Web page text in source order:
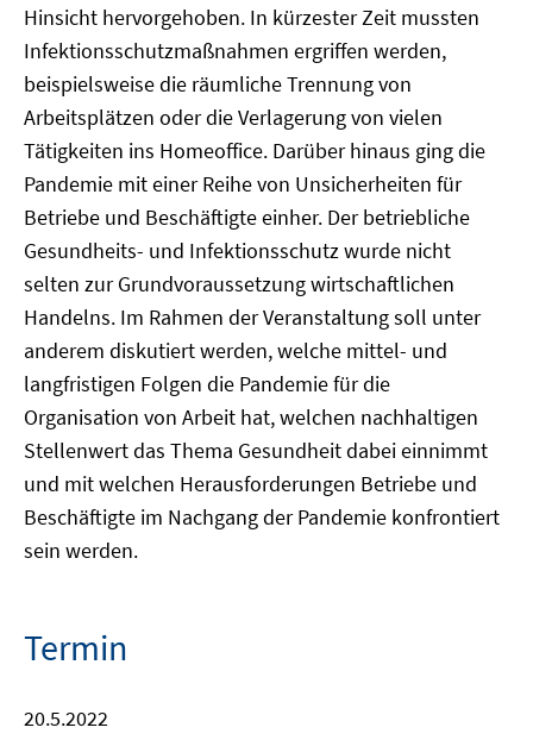
Hinsicht hervorgehoben. In kürzester Zeit mussten
Infektionsschutzmaßnahmen ergriffen werden,
beispielsweise die räumliche Trennung von
Arbeitsplätzen oder die Verlagerung von vielen
Tätigkeiten ins Homeoffice. Darüber hinaus ging die
Pandemie mit einer Reihe von Unsicherheiten für
Betriebe und Beschäftigte einher. Der betriebliche
Gesundheits- und Infektionsschutz wurde nicht
selten zur Grundvoraussetzung wirtschaftlichen
Handelns. Im Rahmen der Veranstaltung soll unter
anderem diskutiert werden, welche mittel- und
langfristigen Folgen die Pandemie für die
Organisation von Arbeit hat, welchen nachhaltigen
Stellenwert das Thema Gesundheit dabei einnimmt
und mit welchen Herausforderungen Betriebe und
Beschäftigte im Nachgang der Pandemie konfrontiert
sein werden.
Termin
20.5.2022